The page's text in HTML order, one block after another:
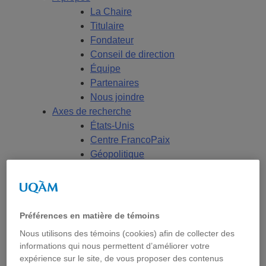
La Chaire
Titulaire
Fondateur
Conseil de direction
Équipe
Partenaires
Nous joindre
Axes de recherche
États-Unis
Centre FrancoPaix
Géopolitique
Répertoire
Tou-te-s les chercheur-e-s
États-Unis
Préférences en matière de témoins
Nous utilisons des témoins (cookies) afin de collecter des
informations qui nous permettent d’améliorer votre
expérience sur le site, de vous proposer des contenus